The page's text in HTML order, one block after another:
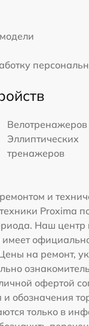
Велотренажеров
Эллиптических
тренажеров
и
Proxima
Наш центр
на ремонт,
офертой
обозначения
только в